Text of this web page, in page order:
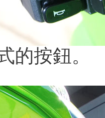
的按鈕。